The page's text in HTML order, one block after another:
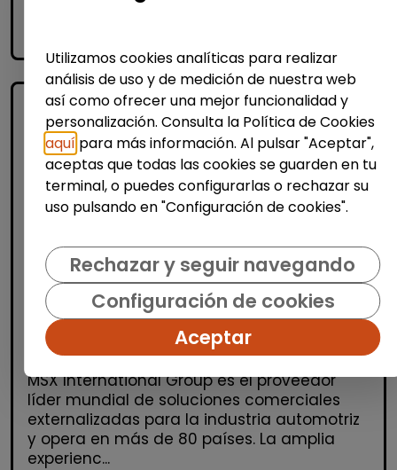
Consultoría y Asesoría
Consultor/a de automoción
(Barcelona)
MSX Internacional| España(Barcelona)
MSX International Group es el proveedor
líder mundial de soluciones comerciales
externalizadas para la industria automotriz
y opera en más de 80 países. La amplia
experienc...
Utilizamos cookies analíticas para realizar
análisis de uso y de medición de nuestra web
así como ofrecer una mejor funcionalidad y
personalización. Consulta la Política de Cookies
aquí para más información. Al pulsar "Aceptar",
aceptas que todas las cookies se guarden en tu
terminal, o puedes configurarlas o rechazar su
uso pulsando en "Configuración de cookies".
Rechazar y seguir navegando
Configuración de cookies
Aceptar